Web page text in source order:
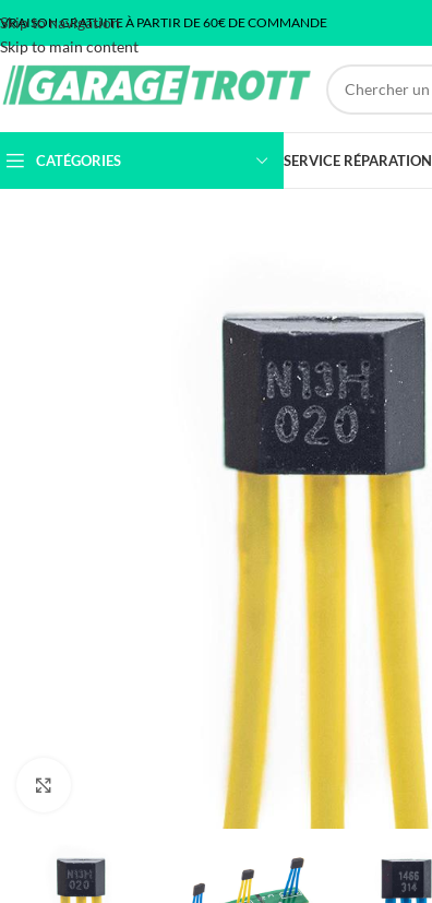
Skip to navigation
Skip to main content
GRATUITE À PARTIR DE 60€ DE COMMANDE
CATÉGORIES SERVICE RÉPARATION